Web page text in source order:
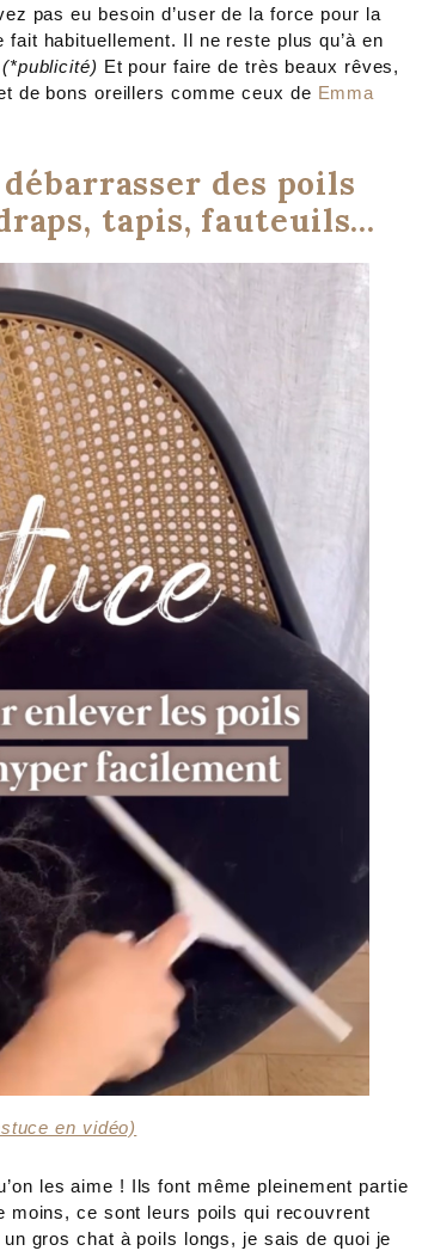
pas eu besoin d’user de la force pour la
habituellement. Il ne reste plus qu’à en
(*publicité) Et pour faire de très beaux rêves,
de bons oreillers comme ceux de Emma
des poils
tapis, fauteuils…
en vidéo)
les aime ! Ils font même pleinement partie
moins, ce sont leurs poils qui recouvrent
gros chat à poils longs, je sais de quoi je